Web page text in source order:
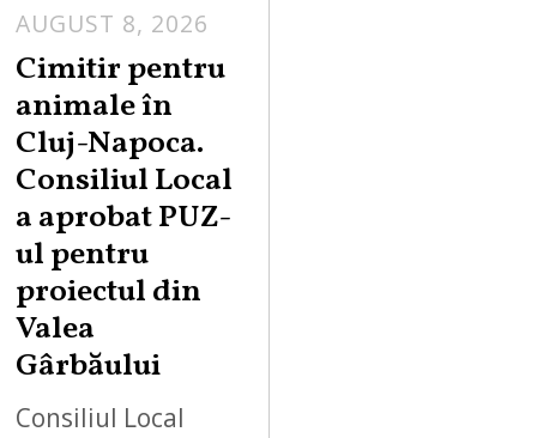
AUGUST 8, 2026
Cimitir pentru
animale în
Cluj-Napoca.
Consiliul Local
a aprobat PUZ-
ul pentru
proiectul din
Valea
Gârbăului
Consiliul Local